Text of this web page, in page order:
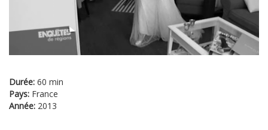
Durée: 60 min
Pays: France
Année: 2013